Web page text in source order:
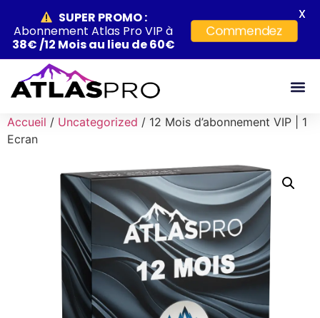
Accueil / Uncategorized / 12 Mois d’abonnement VIP | 1
Ecran
SUPER PROMO:
Abonnement Atlas Pro VIP à
38€ /12 Mois au lieu de 60€
Commendez
X